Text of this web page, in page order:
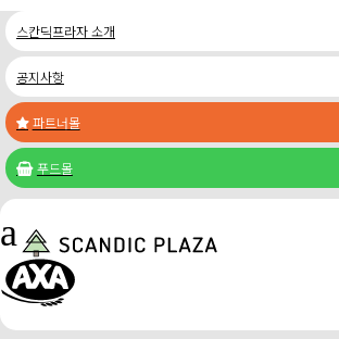
스칸딕프라자 소개
공지사항
 파트너몰
 푸드몰
a